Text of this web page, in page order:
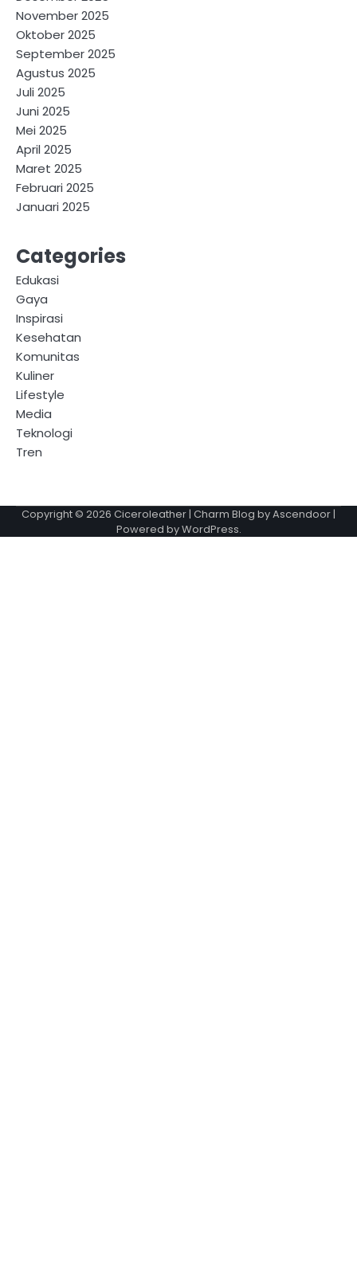
November 2025
Oktober 2025
September 2025
Agustus 2025
Juli 2025
Juni 2025
Mei 2025
April 2025
Maret 2025
Februari 2025
Januari 2025
Categories
Edukasi
Gaya
Inspirasi
Kesehatan
Komunitas
Kuliner
Lifestyle
Media
Teknologi
Tren
Copyright © 2026 Ciceroleather| Charm Blog byAscendoor|
Powered byWordPress.